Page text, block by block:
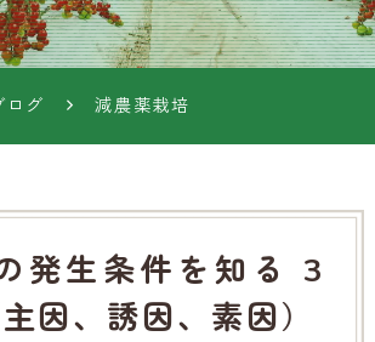
ログ 減農薬栽培
発生条件を知る 3
因、誘因、素因）